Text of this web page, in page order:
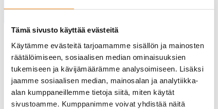
Tämä sivusto käyttää evästeitä
Käytämme evästeitä tarjoamamme sisällön ja mainosten
räätälöimiseen, sosiaalisen median ominaisuuksien
tukemiseen ja kävijämäärämme analysoimiseen. Lisäksi
jaamme sosiaalisen median, mainosalan ja analytiikka-
alan kumppaneillemme tietoja siitä, miten käytät
sivustoamme. Kumppanimme voivat yhdistää näitä